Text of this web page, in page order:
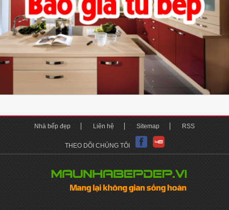
Nhà bếp đẹp Liên hệ Sitemap RSS
THEO DÕI CHÚNG TÔI